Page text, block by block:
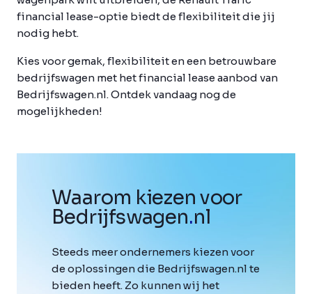
financial lease-optie biedt de flexibiliteit die jij
nodig hebt.
Kies voor gemak, flexibiliteit en een betrouwbare
bedrijfswagen met het financial lease aanbod van
Bedrijfswagen.nl. Ontdek vandaag nog de
mogelijkheden!
Waarom kiezen voor
Bedrijfswagen.nl
Steeds meer ondernemers kiezen voor
de oplossingen die Bedrijfswagen.nl te
bieden heeft. Zo kunnen wij het